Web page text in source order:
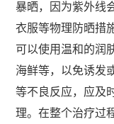
暴晒，因为紫外线
衣服等物理防晒措
可以使用温和的润
海鲜等，以免诱发
等不良反应，应及
理。在整个治疗过